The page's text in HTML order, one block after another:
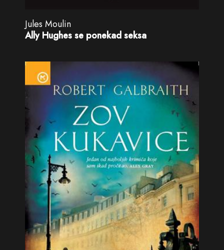
Jules Moulin
Ally Hughes se ponekad seksa